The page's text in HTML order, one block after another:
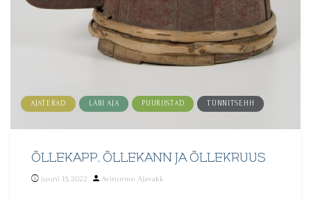
AJATERAD LÄBI AJA PUURIISTAD TÜNNITSEHH
ÕLLEKAPP, ÕLLEKANN JA ÕLLEKRUUS
juuni 15, 2022
Posted
Avinurme Ajavakk